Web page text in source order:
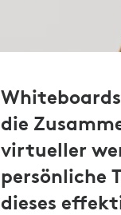
die
virtueller
persönliche
dieses